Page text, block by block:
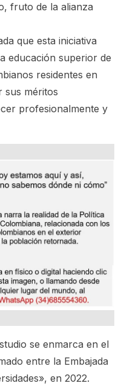
fruto de la alianza
que esta iniciativa
educación superior de
residentes en
sus méritos
profesionalmente y
se enmarca en el
entre la Embajada
en 2022.